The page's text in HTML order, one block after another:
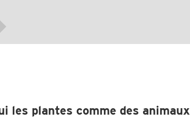
les plantes comme des animaux